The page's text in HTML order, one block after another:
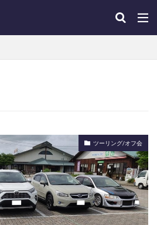
ツーリング/オフ会